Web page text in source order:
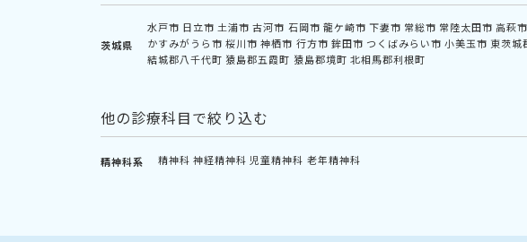
茨城県
水戸市 日立市 土浦市 古河市 石岡市 龍ケ崎市 下妻市 常総市 常陸太田市 高萩市
かすみがうら市 桜川市 神栖市 行方市 鉾田市 つくばみらい市 小美玉市 東茨城
結城郡八千代町 猿島郡五霞町 猿島郡境町 北相馬郡利根町
他の診療科目で絞り込む
精神科系 精神科 神経精神科 児童精神科 老年精神科